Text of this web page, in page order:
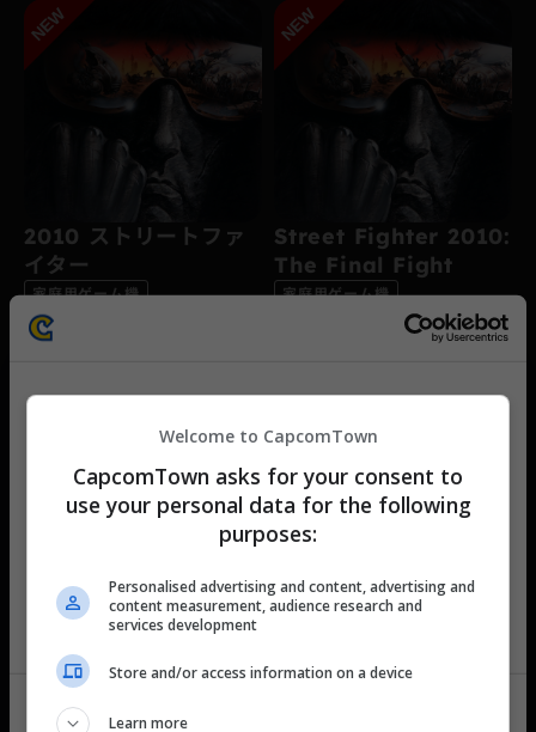
We use cookies to personalise content and ads, to
provide social media features and to analyse our traffic.
We also share information about your use of our site with
our social media, advertising and analytics partners who
provided to them or that they’ve collected from your use
of their services.
2010 ストリートファ
イター
家庭用ゲーム機
JP｜アクション
Street Fighter 2010:
The Final Fight
家庭用ゲーム機
EN｜アクション
ストリートファイター
家庭用ゲーム機
Street Fighter II:
家庭用ゲーム機
カプコンタウンのご利用に際して
カプコンタウンをご利用いただくには「カプコンタウ
ン利用規約」および「プライバシーポリシー」への同
意が必要です。
利用規約およびプライバシーポリシーをすべてお読み
いただいたうえで、同意にチェックを入れて「カプコ
ンタウンで遊ぶ」ボタンを押して次に進んでくださ
Welcome to CapcomTown
CapcomTown asks for your consent to
use your personal data for the following
purposes:
Personalised advertising and content, advertising and
content measurement, audience research and
services development
Store and/or access information on a device
Learn more